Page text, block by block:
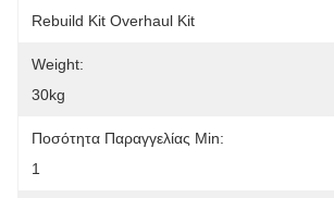
Rebuild Kit Overhaul Kit
Weight:
30kg
Ποσότητα Παραγγελίας Min:
1